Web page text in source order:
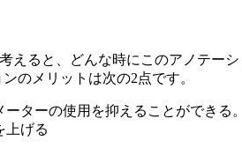
ると、どんな時にこのアノテー
のメリットは次の2点です。
ターの使用を抑えることができる。
上げる